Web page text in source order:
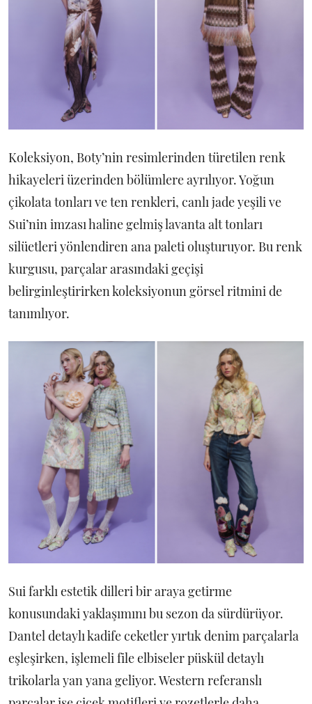
Koleksiyon, Boty’nin resimlerinden türetilen renk
hikayeleri üzerinden bölümlere ayrılıyor. Yoğun
çikolata tonları ve ten renkleri, canlı jade yeşili ve
Sui’nin imzası haline gelmiş lavanta alt tonları
silüetleri yönlendiren ana paleti oluşturuyor. Bu renk
kurgusu, parçalar arasındaki geçişi
belirginleştirirken koleksiyonun görsel ritmini de
tanımlıyor.
Sui farklı estetik dilleri bir araya getirme
konusundaki yaklaşımını bu sezon da sürdürüyor.
Dantel detaylı kadife ceketler yırtık denim parçalarla
eşleşirken, işlemeli file elbiseler püskül detaylı
trikolarla yan yana geliyor. Western referanslı